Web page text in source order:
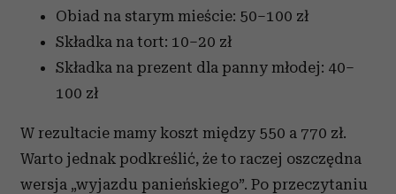
Obiad na starym mieście: 50–100 zł
Składka na tort: 10–20 zł
Składka na prezent dla panny młodej: 40–
100 zł
W rezultacie mamy koszt między 550 a 770 zł.
Warto jednak podkreślić, że to raczej oszczędna
wersja „wyjazdu panieńskiego”. Po przeczytaniu